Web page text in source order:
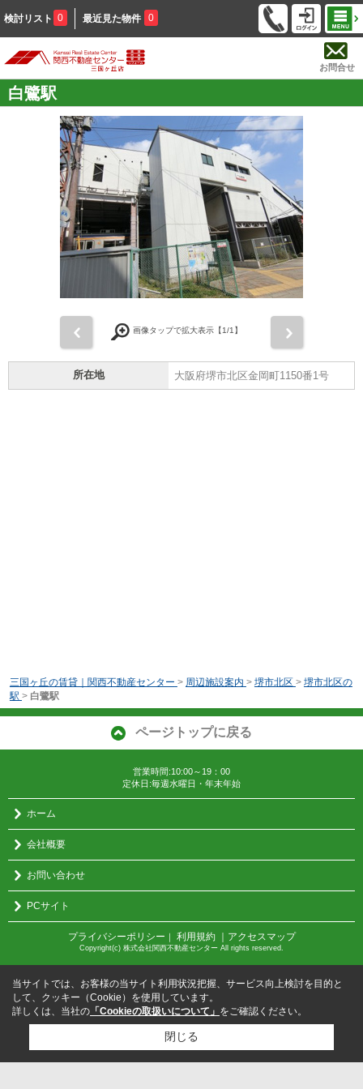
検討リスト 0 最近見た物件 0
お問合せ
白鷺駅
画像タップで拡大表示【1/1】
所在地 大阪府堺市北区金岡町1150番1号
三国ヶ丘の賃貸｜関西不動産センター > 周辺施設案内 > 堺市北区 > 堺市北区の
駅 > 白鷺駅
ページトップに戻る
営業時間:10:00～19：00
定休日:毎週水曜日・年末年始
ホーム
会社概要
お問い合わせ
PCサイト
プライバシーポリシー ｜ 利用規約 ｜アクセスマップ
Copyright(c) 株式会社関西不動産センター All rights reserved.
当サイトでは、お客様の当サイト利用状況把握、サービス向上検討を目的と
して、クッキー（Cookie）を使用しています。
詳しくは、当社の 「Cookieの取扱いについて」 をご確認ください。
閉じる